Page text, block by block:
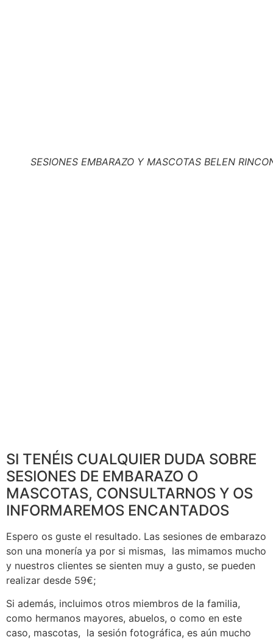
SESIONES EMBARAZO Y MASCOTAS BELEN
SI TENÉIS CUALQUIER DUDA SOBRE
SESIONES DE EMBARAZO O
MASCOTAS, CONSULTARNOS Y OS
INFORMAREMOS ENCANTADOS
Espero os guste el resultado. Las sesiones de embarazo
son una monería ya por si mismas, las mimamos mucho
y nuestros clientes se sienten muy a gusto, se pueden
realizar desde 59€;
Si además, incluimos otros miembros de la familia,
como hermanos mayores, abuelos, o como en este
caso, mascotas, la sesión fotográfica, es aún mucho